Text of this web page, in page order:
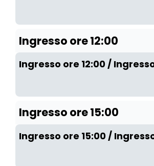
Ingresso ore 12:00
Ingresso ore 12:00 /
Ingresso ore 15:00
Ingresso ore 15:00 /